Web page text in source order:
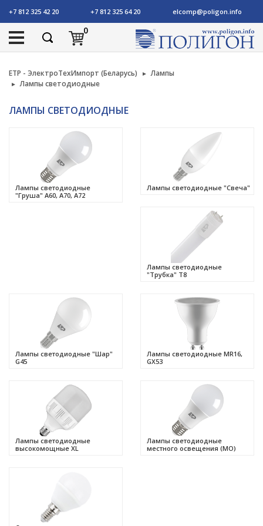
+7 812 325 42 20 +7 812 325 64 20 elcomp@poligon.info
0
ETP - ЭлектроТехИмпорт (Беларусь)
Лампы
Лампы светодиодные
ЛАМПЫ СВЕТОДИОДНЫЕ
Лампы светодиодные
"Груша" А60, A70, А72
Лампы светодиодные "Свеча"
Лампы светодиодные
"Трубка" Т8
Лампы светодиодные "Шар"
G45
Лампы светодиодные MR16,
GX53
Лампы светодиодные
высокомощные XL
Лампы светодиодные
местного освещения (МО)